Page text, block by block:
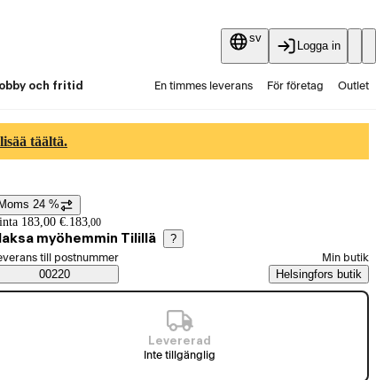
sv
Logga in
och fritid En timmes leverans För företag Outlet
täältä.
Moms 24 %
183,00 €. 183,00
myöhemmin Tilillä ?
beställningssätt
till postnummer
00220
Min butik
Helsingfors butik
Levererad
Inte tillgänglig